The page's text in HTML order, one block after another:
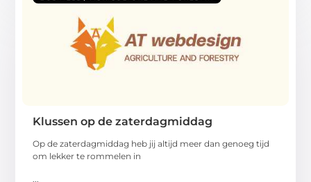
Klussen op de zaterdagmiddag
Op de zaterdagmiddag heb jij altijd meer dan genoeg tijd
om lekker te rommelen in